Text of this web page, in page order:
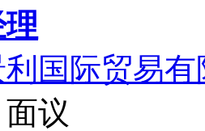
国际贸易有
议